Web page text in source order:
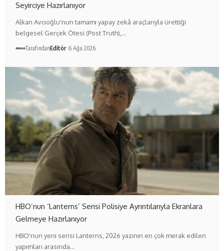
Seyirciye Hazırlanıyor
Alkan Avcıoğlu'nun tamamı yapay zekâ araçlarıyla ürettiği
belgesel Gerçek Ötesi (Post Truth),…
TarafındanEditör 6 Ağu 2026
HBO’nun ‘Lanterns’ Serisi Polisiye Ayrıntılarıyla Ekranlara
Gelmeye Hazırlanıyor
HBO'nun yeni serisi Lanterns, 2026 yazının en çok merak edilen
yapımları arasında…